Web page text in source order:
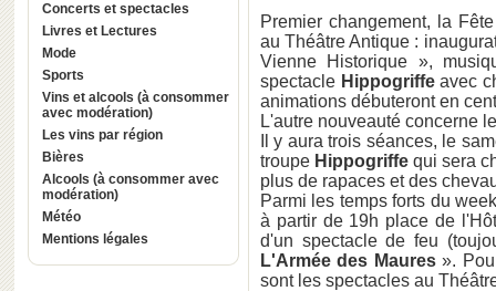
Concerts et spectacles
Livres et Lectures
Mode
Sports
Vins et alcools (à consommer
avec modération)
Les vins par région
Bières
Alcools (à consommer avec
modération)
Météo
Mentions légales
Premier changement, la
au Théâtre Antique :
Vienne Historique »,
spectacle Hippogriffeavec
animations débuteront en
L'autre nouveauté concerne
Il y aura trois séances, le
troupe Hippogriffe qui sera
plus de rapaces et des
Parmi les temps forts du
à partir de 19h place de
d'un spectacle de feu
L'Armée des Maures ».
sont les spectacles au